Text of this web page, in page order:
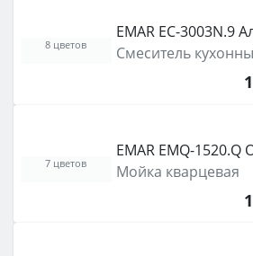
EMAR EC-3003N.9
Смеситель
8 цветов
EMAR EMQ-1520.Q
Мойка кварцевая
7 цветов